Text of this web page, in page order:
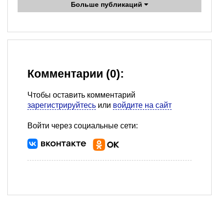
Больше публикаций
Комментарии (0):
Чтобы оставить комментарий
зарегистрируйтесь или войдите на сайт
Войти через социальные сети: